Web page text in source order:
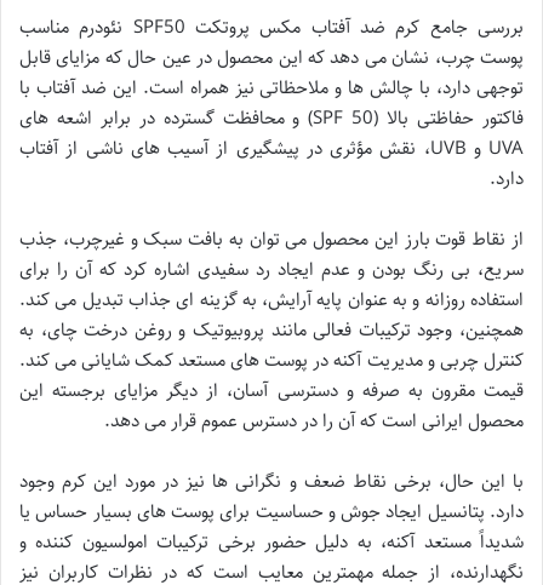
بررسی جامع کرم ضد آفتاب مکس پروتکت SPF50 نئودرم مناسب
پوست چرب، نشان می دهد که این محصول در عین حال که مزایای قابل
توجهی دارد، با چالش ها و ملاحظاتی نیز همراه است. این ضد آفتاب با
فاکتور حفاظتی بالا (SPF 50) و محافظت گسترده در برابر اشعه های
UVA و UVB، نقش مؤثری در پیشگیری از آسیب های ناشی از آفتاب
دارد.
از نقاط قوت بارز این محصول می توان به بافت سبک و غیرچرب، جذب
سریع، بی رنگ بودن و عدم ایجاد رد سفیدی اشاره کرد که آن را برای
استفاده روزانه و به عنوان پایه آرایش، به گزینه ای جذاب تبدیل می کند.
همچنین، وجود ترکیبات فعالی مانند پروبیوتیک و روغن درخت چای، به
کنترل چربی و مدیریت آکنه در پوست های مستعد کمک شایانی می کند.
قیمت مقرون به صرفه و دسترسی آسان، از دیگر مزایای برجسته این
محصول ایرانی است که آن را در دسترس عموم قرار می دهد.
با این حال، برخی نقاط ضعف و نگرانی ها نیز در مورد این کرم وجود
دارد. پتانسیل ایجاد جوش و حساسیت برای پوست های بسیار حساس یا
شدیداً مستعد آکنه، به دلیل حضور برخی ترکیبات امولسیون کننده و
نگهدارنده، از جمله مهمترین معایب است که در نظرات کاربران نیز